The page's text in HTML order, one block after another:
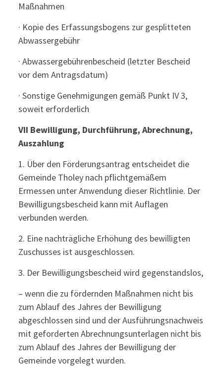
Maßnahmen
· Kopie des Erfassungsbogens zur gesplitteten
Abwassergebühr
· Abwassergebührenbescheid (letzter Bescheid
vor dem Antragsdatum)
· Sonstige Genehmigungen gemäß Punkt IV 3,
soweit erforderlich
VII Bewilligung, Durchführung, Abrechnung,
Auszahlung
1. Über den Förderungsantrag entscheidet die
Gemeinde Tholey nach pflichtgemäßem
Ermessen unter Anwendung dieser Richtlinie. Der
Bewilligungsbescheid kann mit Auflagen
verbunden werden.
2. Eine nachträgliche Erhöhung des bewilligten
Zuschusses ist ausgeschlossen.
3. Der Bewilligungsbescheid wird gegenstandslos,
– wenn die zu fördernden Maßnahmen nicht bis
zum Ablauf des Jahres der Bewilligung
abgeschlossen sind und der Ausführungsnachweis
mit geforderten Abrechnungsunterlagen nicht bis
zum Ablauf des Jahres der Bewilligung der
Gemeinde vorgelegt wurden.